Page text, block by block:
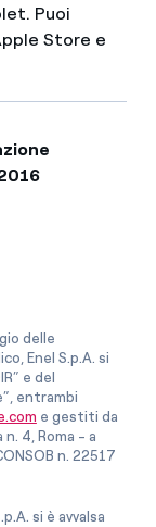
Puoi
Store e
delle
Enel S.p.A. si
e del
entrambi
e gestiti da
4, Roma - a
n. 22517
si è avvalsa